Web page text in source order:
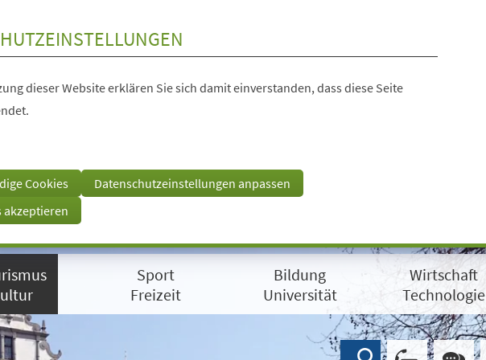
dieser Website erklären Sie sich damit einverstanden, dass diese Seite
Cookies
Datenschutzeinstellungen anpassen
akzeptieren
Sport
Freizeit
Bildung
Universität
Wirtschaft
Technologie